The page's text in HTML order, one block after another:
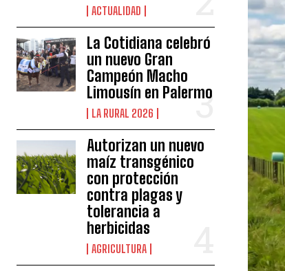
ACTUALIDAD
La Cotidiana celebró
un nuevo Gran
Campeón Macho
Limousín en Palermo
LA RURAL 2026
Autorizan un nuevo
maíz transgénico
con protección
contra plagas y
tolerancia a
herbicidas
AGRICULTURA